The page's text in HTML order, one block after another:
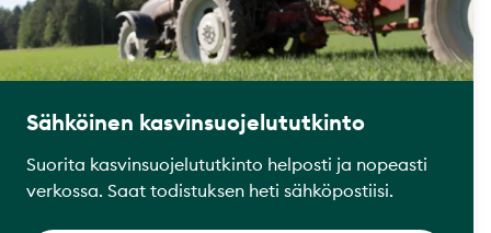
Sähköinen kasvinsuojelututkinto
Suorita kasvinsuojelututkinto helposti ja nopeasti
verkossa. Saat todistuksen heti sähköpostiisi.